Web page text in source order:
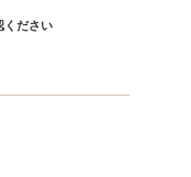
ください